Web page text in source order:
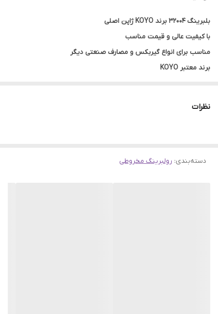
بشکه ای
بلبرینگ 32004 برند KOYO ژاپن اصلی
با کیفیت عالی و قیمت مناسب
مناسب برای انواع گیربکس و مصارف صنعتی دیگر
برند معتبر KOYO
فروشگاه اینترنتی سهند بلبرینگ
درخواستهای خودرا از طریق بخش نظرات با ما در میان بگذارید
نظرات
دسته‌بندی: رولبرینگ مخروطی